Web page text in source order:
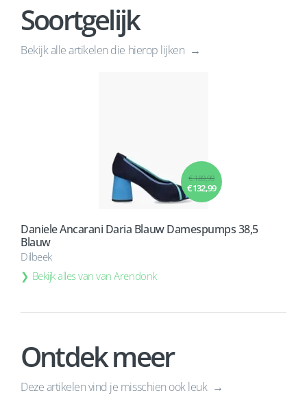
Soortgelijk
Bekijk alle artikelen die hierop lijken
€ 189,99
€ 132,99
Daniele Ancarani Daria Blauw Damespumps 38,5
Blauw
Dilbeek
Bekijk alles van van Arendonk
Ontdek meer
Deze artikelen vind je misschien ook leuk